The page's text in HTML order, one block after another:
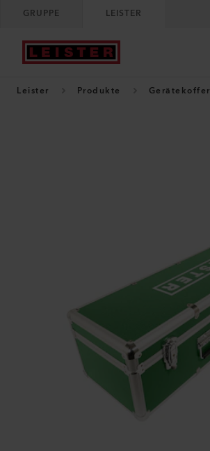
GRUPPE LEISTER
Leister Produkte Gerätekoffer